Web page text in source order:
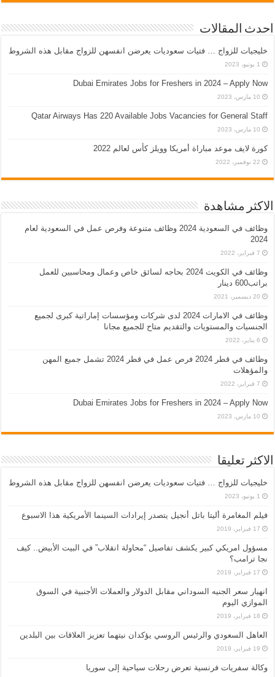
احدث المقالات
خليجيات للزواج … فتيات سعوديات يعرضن انفسهن للزواج مقابل هذه الشروط
1 يونيو، 2023
Dubai Emirates Jobs for Freshers in 2024 – Apply Now
10 مارس، 2023
Qatar Airways Has 220 Available Jobs Vacancies for General Staff
10 مارس، 2023
كورة لايف موعد مباراة أمريكا وويلز كأس لعالم 2022
22 نوفمبر، 2022
الاكثر مشاهدة
وظائف في السعودية 2024 وظائف متنوعة وفرص عمل في السعودية لعام
2024
7 فبراير، 2022
وظائف في الكويت 2024 بحاجه لسائق خاص وعمال ومحاسبين للعمل
براتب600 دينار
20 ديسمبر، 2021
وظائف في الامارات 2024 لدى شركات ومؤسسات إماراتية كبرى لجميع
الجنسيات والمستويات والتقديم متاح للجميع مجانا
6 يناير، 2022
وظائف في قطر 2024 فرص عمل في قطر 2024 تشمل جميع المهن
والمؤهلات
7 فبراير، 2022
Dubai Emirates Jobs for Freshers in 2024 – Apply Now
10 مارس، 2023
الاكثر تعليقا
خليجيات للزواج … فتيات سعوديات يعرضن انفسهن للزواج مقابل هذه الشروط
1 يونيو، 2023
فيلم المغامرة أليتا‭ ‬باتل أنجيل يتصدر إيرادات السينما الأمريكية هذا الاسبوع
17 فبراير، 2019
مسؤول امريكي كبير يكشف تفاصيل “محاولة انقلاب” في البيت الأبيض.. كيف
نجا ترامب؟
17 فبراير، 2019
انهيار سعر الجنيه السوداني مقابل الدولار والعملات الأجنبية في السوق
الموازي اليوم
18 فبراير، 2019
العاهل السعودي والرئيس الروسي يؤكدان نيتهما تعزيز العلاقات بين البلدين
19 فبراير، 2019
وكالة سفريات فرنسية تعرض رحلات سياحية إلى سوريا